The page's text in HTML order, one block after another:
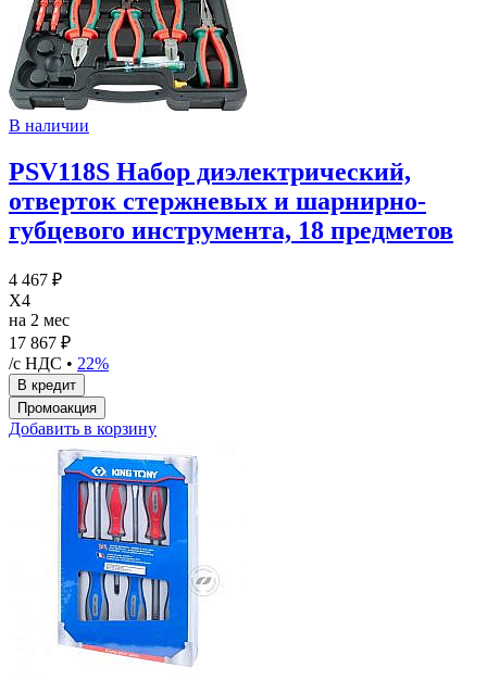
В наличии
PSV118S Набор диэлектрический,
отверток стержневых и шарнирно-
губцевого инструмента, 18 предметов
4 467 ₽
X4
на 2 мес
17 867 ₽
/с НДС • 22%
Добавить в корзину